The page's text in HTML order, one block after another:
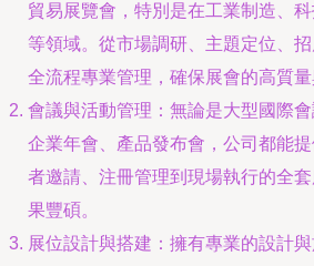
貿易展覽會，特別是在工業制造、
等領域。從市場調研、主題定位、
全流程專業管理，確保展會的高質量
會議與活動管理：無論是大型國際
企業年會、產品發布會，公司都能
者邀請、注冊管理到現場執行的全
果豐碩。
展位設計與搭建：擁有專業的設計